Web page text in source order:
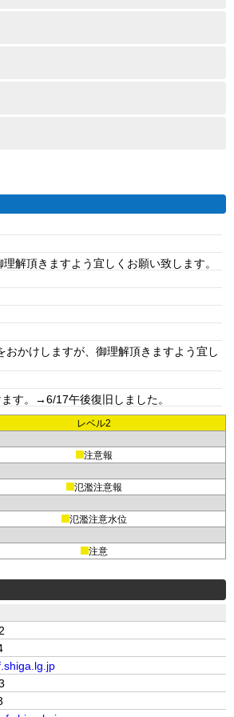
解頂きますよう宜しくお願い致します。
かけしますが、御理解頂きますよう宜し
す。→6/17午後復旧しました。
レベル2
注意報
氾濫注意報
氾濫注意水位
注意